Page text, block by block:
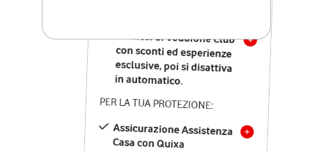
12 mesi di Vodafone Club
con sconti ed esperienze
esclusive, poi si disattiva
in automatico.
PER LA TUA PROTEZIONE:
Assicurazione Assistenza
Casa con Quixa